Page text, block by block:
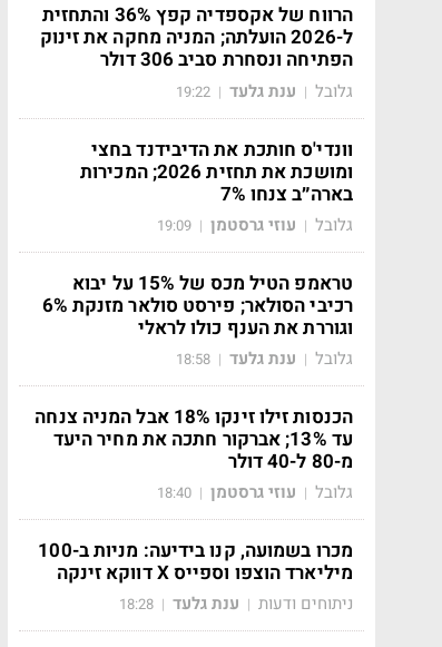
הרווח של אקספדיה קפץ 36% והתחזית
ל-2026 הועלתה; המניה מחקה את זינוק
הפתיחה ונסחרת סביב 306 דולר
גלובל | ענת גלעד |
19:22
וונדי'ס חותכת את הדיבידנד בחצי
ומושכת את תחזית 2026; המכירות
בארה״ב צנחו 7%
גלובל | עוזי גרסטמן |
19:09
טראמפ הטיל מכס של 15% על יבוא
רכיבי הסולאר; פירסט סולאר מזנקת 6%
וגוררת את הענף כולו לראלי
גלובל | ענת גלעד |
18:58
הכנסות זילו זינקו 18% אבל המניה צנחה
עד 13%; אברקור חתכה את מחיר היעד
מ-80 ל-40 דולר
גלובל | עוזי גרסטמן |
18:40
מכרו בשמועה, קנו בידיעה: מניות ב-100
מיליארד הוצפו וספייס X דווקא זינקה
ניתוחים ודעות | ענת גלעד |
18:28